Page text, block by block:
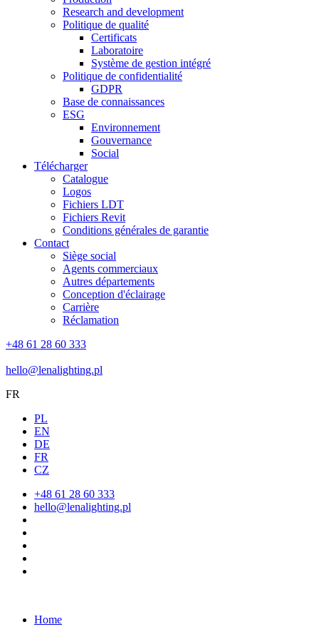
Research and development
Politique de qualité
Certificats
Laboratoire
Système de gestion intégré
Politique de confidentialité
GDPR
Base de connaissances
ESG
Environnement
Gouvernance
Social
Télécharger
Catalogue
Logos
Fichiers LDT
Fichiers Revit
Conditions générales de garantie
Contact
Siège social
Agents commerciaux
Autres départements
Conception d'éclairage
Carrière
Réclamation
+48 61 28 60 333
hello@lenalighting.pl
FR
PL
EN
DE
FR
CZ
+48 61 28 60 333
hello@lenalighting.pl
Home